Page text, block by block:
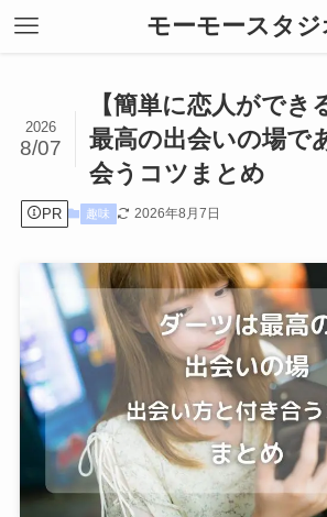
モーモースタジ
【簡単に恋人ができ
最高の出会いの場で
会うコツまとめ
2026
8/07
PR 趣味 2026年8月7日